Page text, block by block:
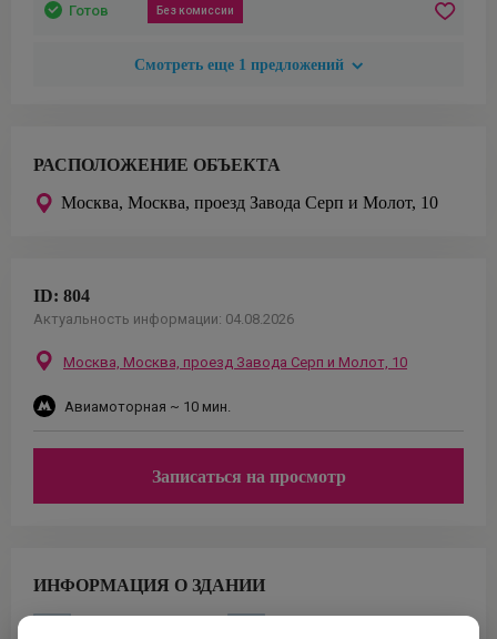
Готов Без комиссии
Смотреть еще 1 предложений
РАСПОЛОЖЕНИЕ ОБЪЕКТА
Москва, Москва, проезд Завода Серп и Молот, 10
ID: 804
Актуальность информации: 04.08.2026
Москва, Москва, проезд Завода Серп и Молот, 10
Авиамоторная ~ 10 мин.
Записаться на просмотр
ИНФОРМАЦИЯ О ЗДАНИИ
Класс
Площадь